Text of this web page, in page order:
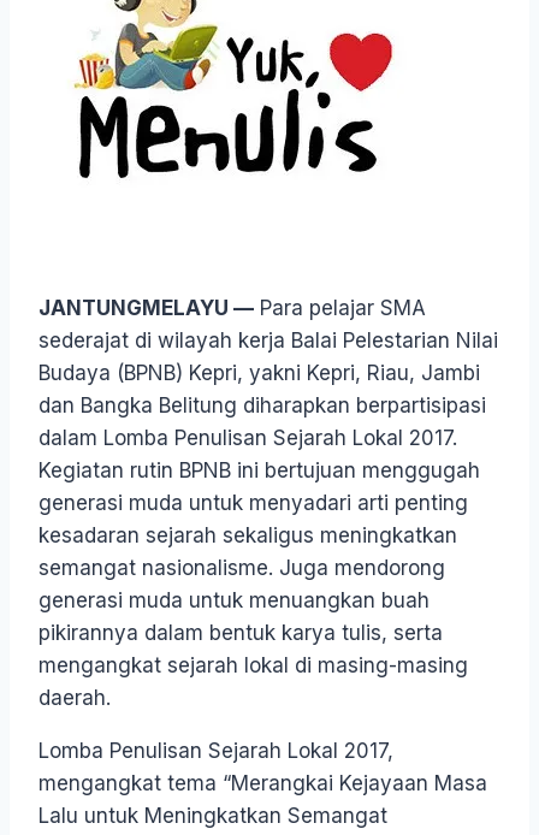
JANTUNGMELAYU — Para pelajar SMA
sederajat di wilayah kerja Balai Pelestarian Nilai
Budaya (BPNB) Kepri, yakni Kepri, Riau, Jambi
dan Bangka Belitung diharapkan berpartisipasi
dalam Lomba Penulisan Sejarah Lokal 2017.
Kegiatan rutin BPNB ini bertujuan menggugah
generasi muda untuk menyadari arti penting
kesadaran sejarah sekaligus meningkatkan
semangat nasionalisme. Juga mendorong
generasi muda untuk menuangkan buah
pikirannya dalam bentuk karya tulis, serta
mengangkat sejarah lokal di masing-masing
daerah.
Lomba Penulisan Sejarah Lokal 2017,
mengangkat tema “Merangkai Kejayaan Masa
Lalu untuk Meningkatkan Semangat